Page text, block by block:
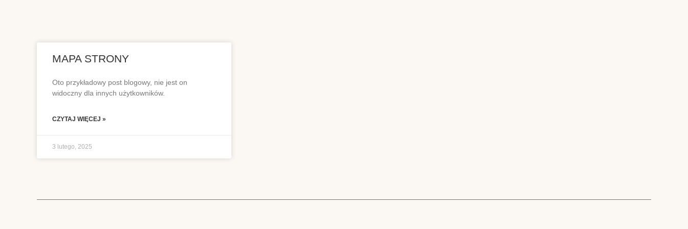
MAPA STRONY
Oto przykładowy post blogowy, nie jest on
widoczny dla innych użytkowników.
CZYTAJ WIĘCEJ »
3 lutego, 2025